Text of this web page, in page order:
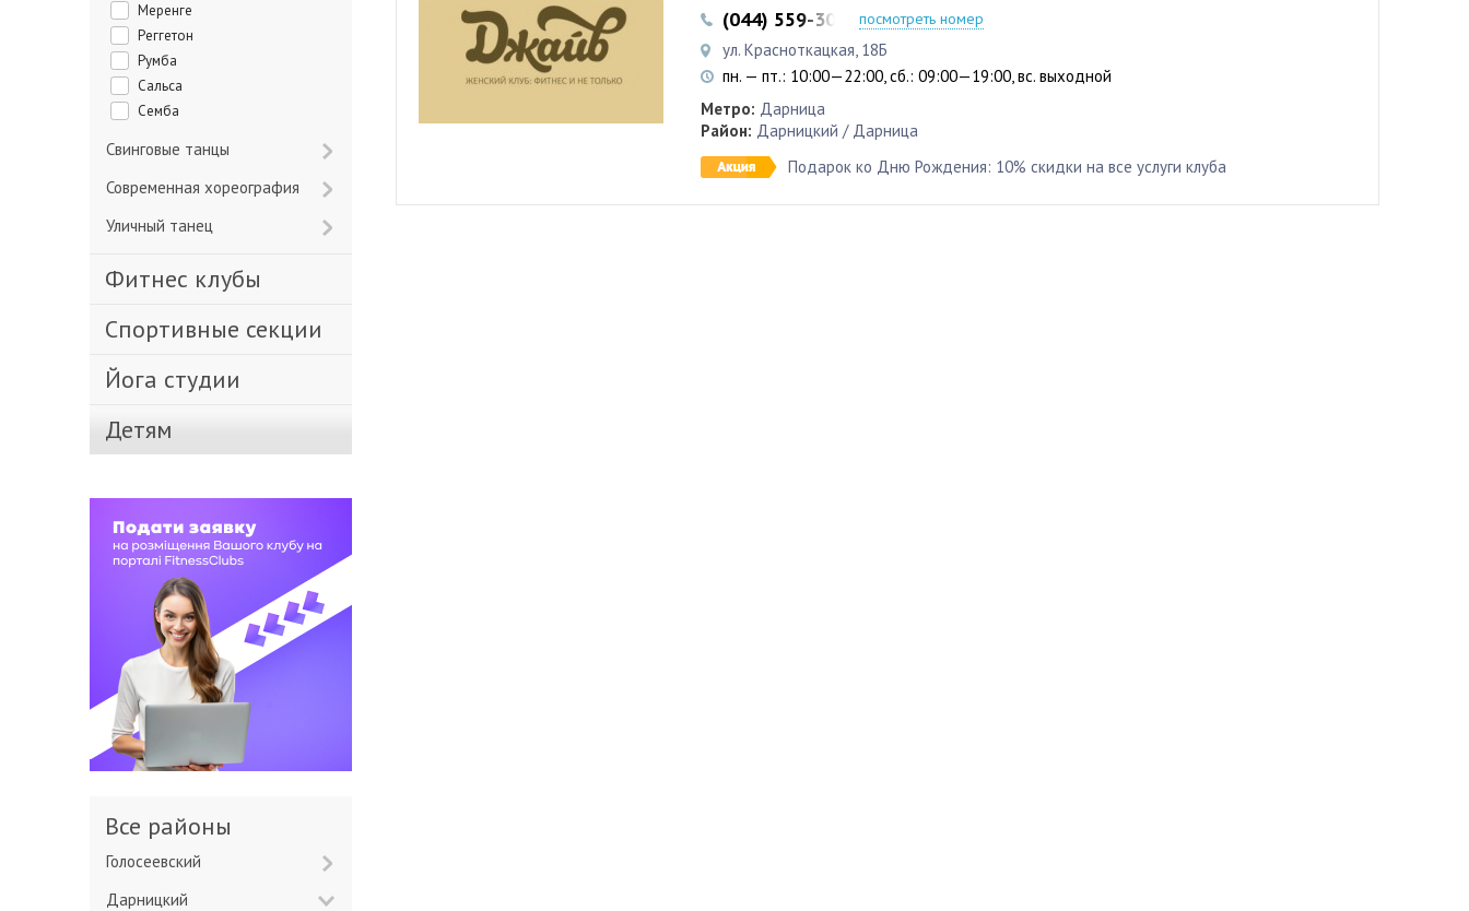
(044) 559-30-73 (063) 656-77-18
посмотреть номер
ул. Красноткацкая, 18Б
пн. — пт.: 10:00—22:00, сб.: 09:00—19:00, вс. выходной
Метро: Дарница
Район: Дарницкий / Дарница
Подарок ко Дню Рождения: 10% скидки на все услуги клуба
Меренге
Реггетон
Румба
Сальса
Семба
Свинговые танцы
Современная хореография
Уличный танец
Фитнес клубы
Спортивные секции
Йога студии
Детям
Все районы
Голосеевский
Дарницкий